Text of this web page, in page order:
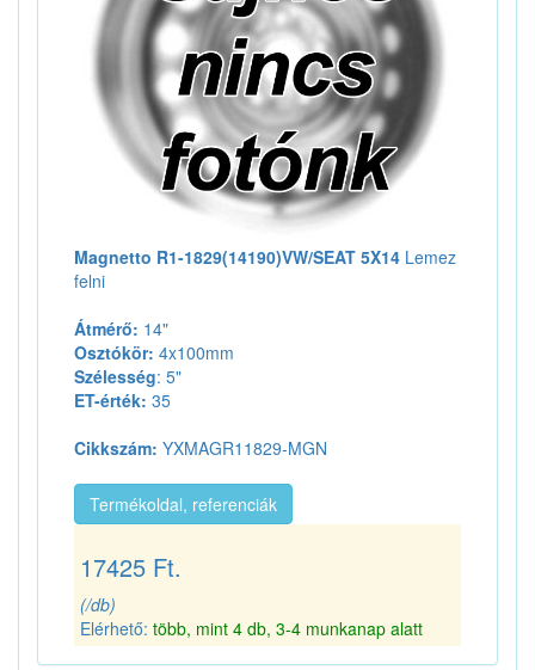
Magnetto R1-1829(14190)VW/SEAT 5X14 Lemez
felni
Átmérő: 14"
Osztókör: 4x100mm
Szélesség: 5"
ET-érték: 35
Cikkszám: YXMAGR11829-MGN
Termékoldal, referenciák
17425 Ft.
(/db)
Elérhető: több, mint 4 db, 3-4 munkanap alatt